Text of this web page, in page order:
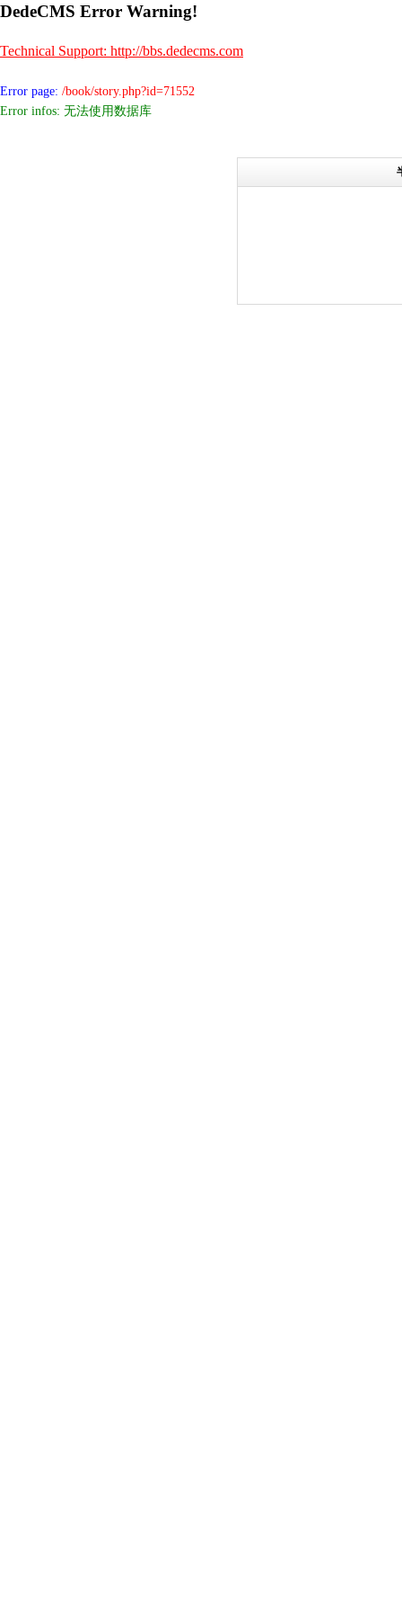
DedeCMS Error Warning!
Technical Support: http://bbs.dedecms.com
Error page: /book/story.php?id=71552
Error infos: 无法使用数据库